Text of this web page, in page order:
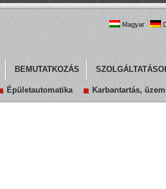
BEMUTATKOZÁS
Épületautomatika Karbantartás,
Magyar